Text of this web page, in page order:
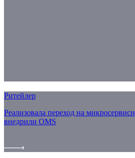
Ритейлер
Реализовала переход на
внедрили OMS